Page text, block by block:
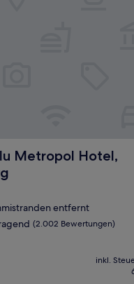
Metropol Hotel,
Hotel,
entfernt
(2.002 Bewertungen)
inkl.